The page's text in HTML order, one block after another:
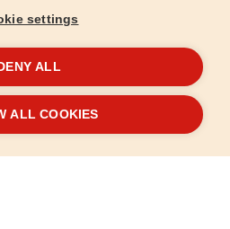
práva vyhrazena
FEO
settings
DENY ALL
ALL COOKIES